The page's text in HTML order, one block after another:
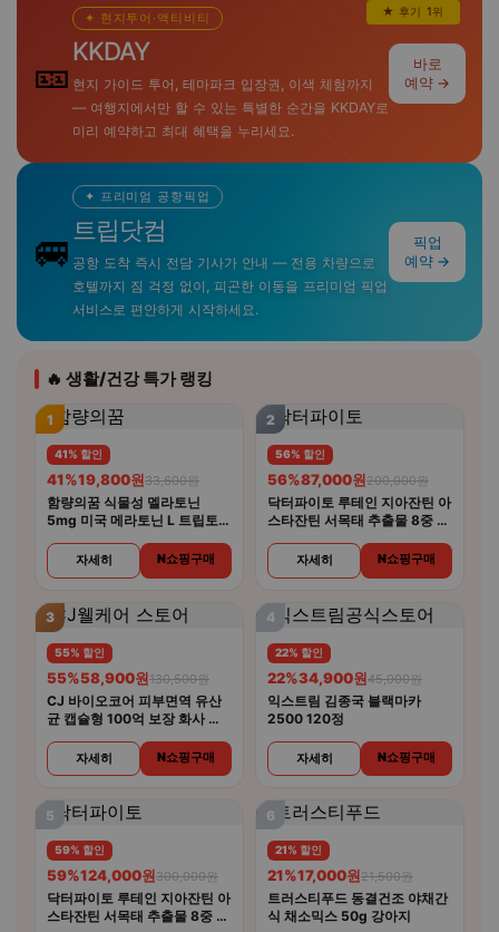
★ 후기 1위
🎫
✦ 현지투어·액티비티
KKDAY
현지 가이드 투어, 테마파크 입장권, 이색 체험까지
— 여행지에서만 할 수 있는 특별한 순간을 KKDAY로
미리 예약하고 최대 혜택을 누리세요.
바로
예약 →
🚐
✦ 프리미엄 공항픽업
트립닷컴
공항 도착 즉시 전담 기사가 안내 — 전용 차량으로
호텔까지 짐 걱정 없이, 피곤한 이동을 프리미엄 픽업
서비스로 편안하게 시작하세요.
픽업
예약 →
🔥 생활/건강 특가 랭킹
1
41% 할인
41%19,800원33,600원
함량의꿈 식물성 멜라토닌
5mg 미국 메라토닌 L 트립토판
자세히 N쇼핑구매
2
56% 할인
56%87,000원200,000원
닥터파이토 루테인 지아잔틴 아
스타잔틴 서목태 추출물 8중 복
자세히 N쇼핑구매
3
55% 할인
55%58,900원130,500원
CJ 바이오코어 피부면역 유산
균 캡슐형 100억 보장 화사 유
자세히 N쇼핑구매
4
22% 할인
22%34,900원45,000원
익스트림 김종국 블랙마카
2500 120정
자세히 N쇼핑구매
5
59% 할인
59%124,000원300,000원
닥터파이토 루테인 지아잔틴 아
스타잔틴 서목태 추출물 8중 복
6
21% 할인
21%17,000원21,500원
트러스티푸드 동결건조 야채간
식 채소믹스 50g 강아지